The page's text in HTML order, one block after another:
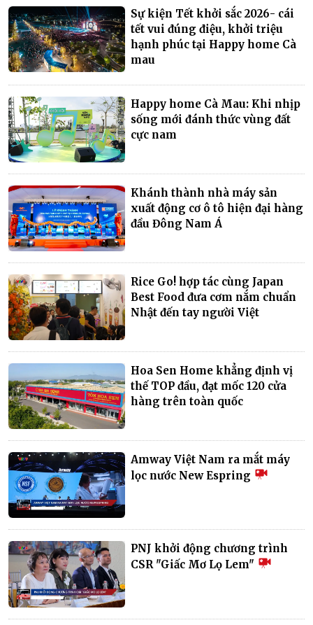
Sự kiện Tết khởi sắc 2026- cái
tết vui đúng điệu, khởi triệu
hạnh phúc tại Happy home Cà
mau
Happy home Cà Mau: Khi nhịp
sống mới đánh thức vùng đất
cực nam
Khánh thành nhà máy sản
xuất động cơ ô tô hiện đại hàng
đầu Đông Nam Á
Rice Go! hợp tác cùng Japan
Best Food đưa cơm nắm chuẩn
Nhật đến tay người Việt
Hoa Sen Home khẳng định vị
thế TOP đầu, đạt mốc 120 cửa
hàng trên toàn quốc
Amway Việt Nam ra mắt máy
lọc nước New Espring
PNJ khởi động chương trình
CSR "Giấc Mơ Lọ Lem"